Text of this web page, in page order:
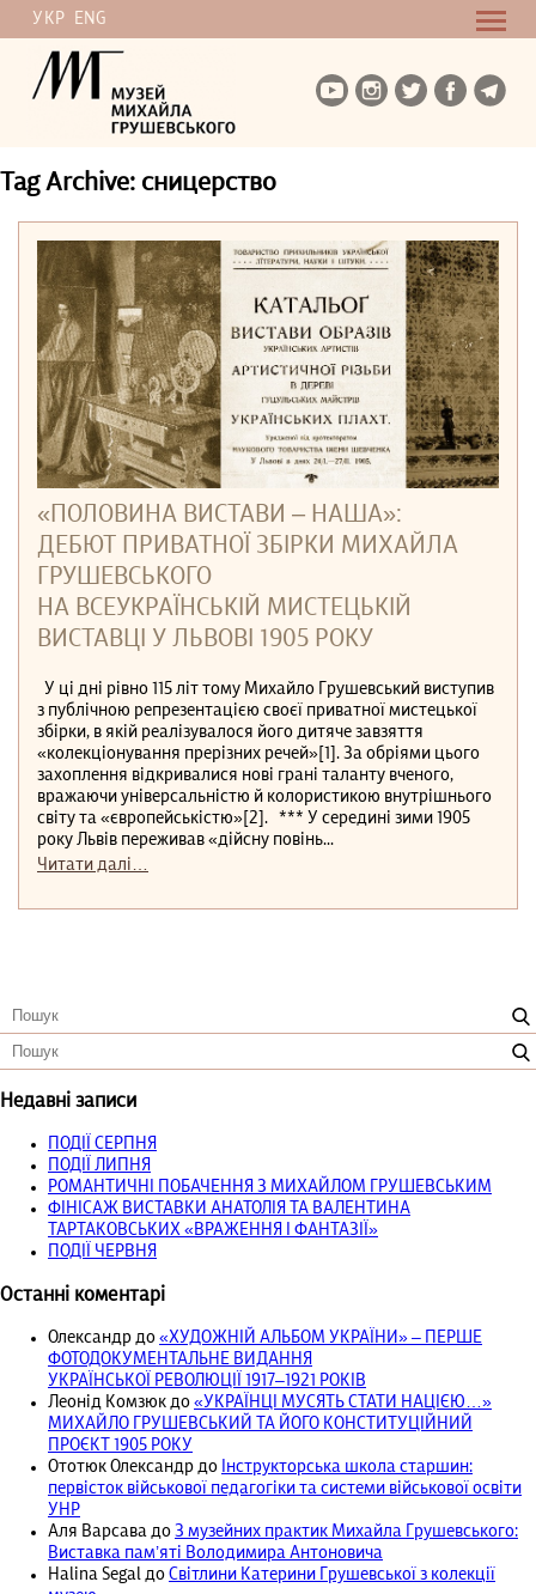
УКР ENG
Tag Archive: сницерство
«ПОЛОВИНА ВИСТАВИ ‒ НАША»:
ДЕБЮТ ПРИВАТНОЇ ЗБІРКИ МИХАЙЛА
ГРУШЕВСЬКОГО
НА ВСЕУКРАЇНСЬКІЙ МИСТЕЦЬКІЙ
ВИСТАВЦІ У ЛЬВОВІ 1905 РОКУ
У ці дні рівно 115 літ тому Михайло Грушевський виступив
з публічною репрезентацією своєї приватної мистецької
збірки, в якій реалізувалося його дитяче завзяття
«колекціонування прерізних речей»[1]. За обріями цього
захоплення відкривалися нові грані таланту вченого,
вражаючи універсальністю й колористикою внутрішнього
світу та «європейськістю»[2]. *** У середині зими 1905
року Львів переживав «дійсну повінь...
Читати далі…
Недавні записи
ПОДІЇ СЕРПНЯ
ПОДІЇ ЛИПНЯ
РОМАНТИЧНІ ПОБАЧЕННЯ З МИХАЙЛОМ ГРУШЕВСЬКИМ
ФІНІСАЖ ВИСТАВКИ АНАТОЛІЯ ТА ВАЛЕНТИНА
ТАРТАКОВСЬКИХ «ВРАЖЕННЯ І ФАНТАЗІЇ»
ПОДІЇ ЧЕРВНЯ
Останні коментарі
Олександр до «ХУДОЖНІЙ АЛЬБОМ УКРАЇНИ» – ПЕРШЕ
ФОТОДОКУМЕНТАЛЬНЕ ВИДАННЯ
УКРАЇНСЬКОЇ РЕВОЛЮЦІЇ 1917‒1921 РОКІВ
Леонід Комзюк до «УКРАЇНЦІ МУСЯТЬ СТАТИ НАЦІЄЮ…»
МИХАЙЛО ГРУШЕВСЬКИЙ ТА ЙОГО КОНСТИТУЦІЙНИЙ
ПРОЄКТ 1905 РОКУ
Ототюк Олександр до Інструкторська школа старшин:
первісток військової педагогіки та системи військової освіти
УНР
Аля Варсава до З музейних практик Михайла Грушевського:
Виставка пам’яті Володимира Антоновича
Halina Segal до Світлини Катерини Грушевської з колекції